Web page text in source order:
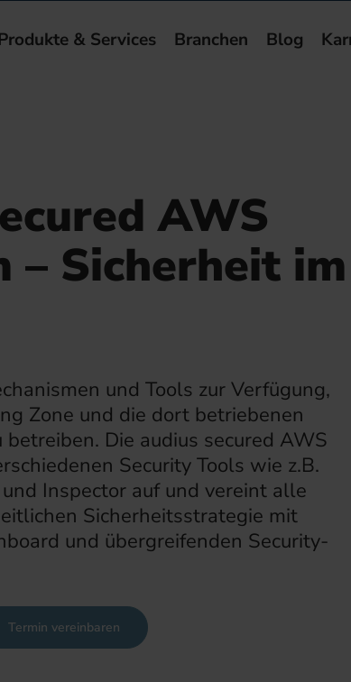
& Services Branchen Blog
AWS
Sicherheit im
und Tools zur Verfügung,
Zone und die dort betriebenen
Die audius secured AWS
Security Tools wie z.B.
Inspector auf und vereint alle
Sicherheitsstrategie mit
und übergreifenden Security-
Termin vereinbaren